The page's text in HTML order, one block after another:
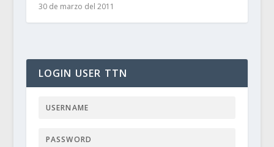
30 de marzo del 2011
LOGIN USER TTN